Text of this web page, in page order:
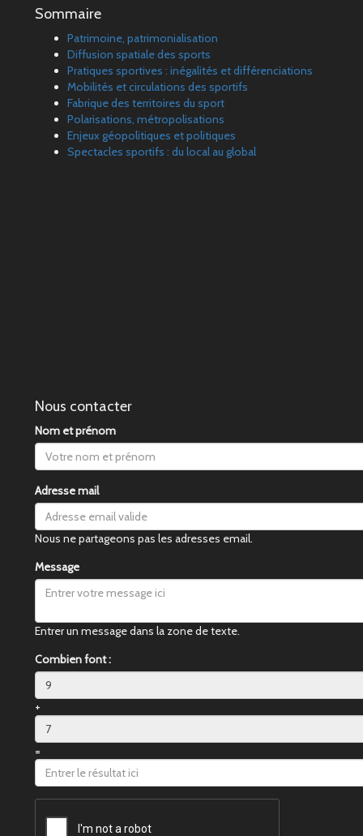
Sommaire
Patrimoine, patrimonialisation
Diffusion spatiale des sports
Pratiques sportives : inégalités et différenciations
Mobilités et circulations des sportifs
Fabrique des territoires du sport
Polarisations, métropolisations
Enjeux géopolitiques et politiques
Spectacles sportifs : du local au global
Nous contacter
Nom et prénom
Adresse mail
Nous ne partageons pas les adresses email.
Message
Entrer un message dans la zone de texte.
Combien font :
+
=